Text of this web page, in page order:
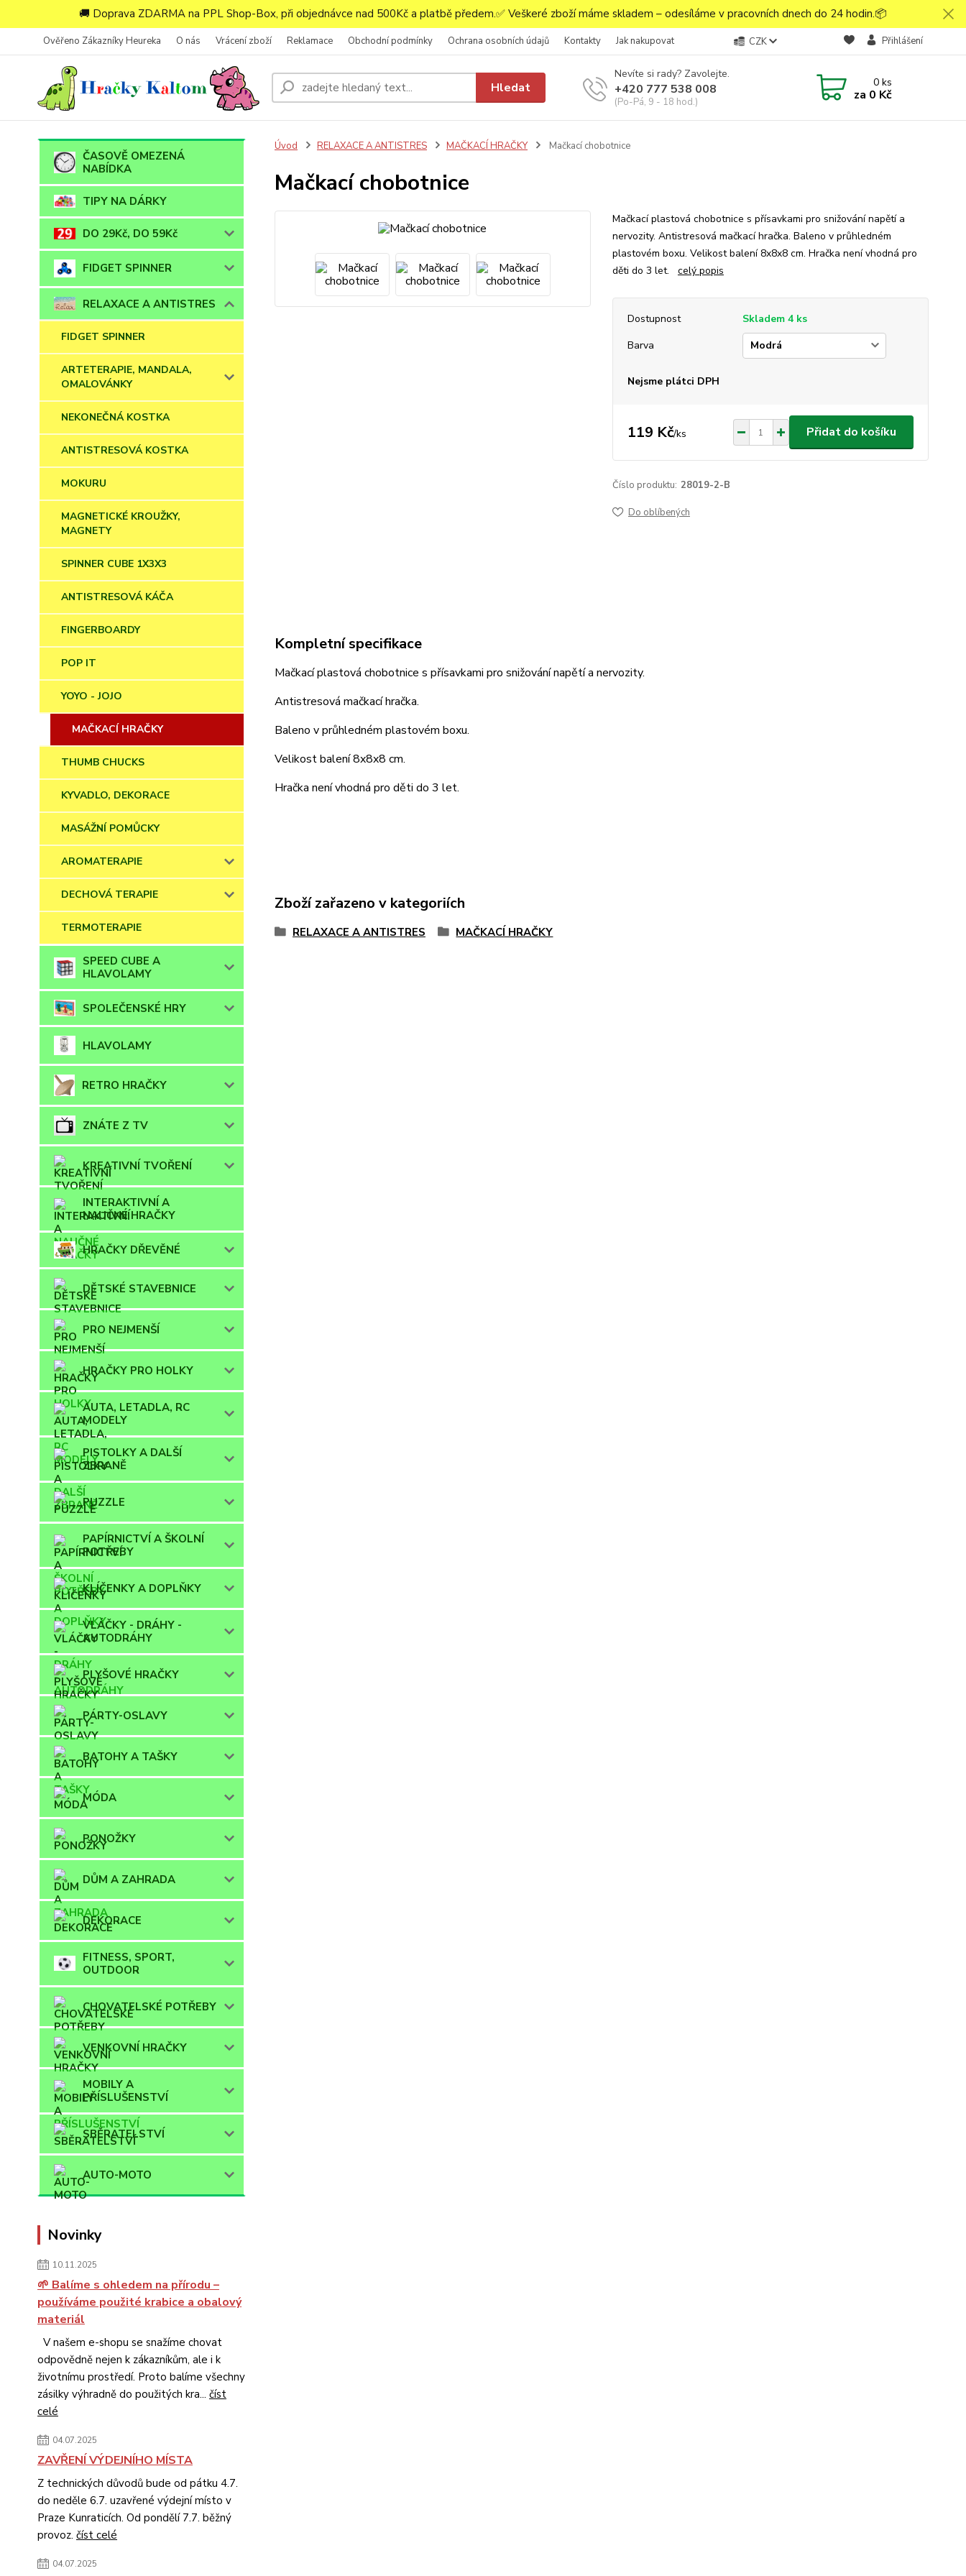
🚚 Doprava ZDARMA na PPL Shop-Box, při objednávce nad 500Kč a platbě předem.✅ Veškeré zboží máme skladem – odesíláme v pracovních dnech do 24 hodin.📦
Ověřeno Zákazníky Heureka O nás Vrácení zboží Reklamace Obchodní podmínky Ochrana osobních údajů Kontakty Jak nakupovat CZK Přihlášení
Hledat
Nevíte si rady? Zavolejte.
+420 777 538 008
(Po-Pá, 9 - 18 hod.)
0ks
za 0 Kč
ČASOVĚ OMEZENÁ
NABÍDKA
TIPY NA DÁRKY
DO 29Kč, DO 59Kč
FIDGET SPINNER
RELAXACE A ANTISTRES
FIDGET SPINNER
ARTETERAPIE, MANDALA,
OMALOVÁNKY
NEKONEČNÁ KOSTKA
ANTISTRESOVÁ KOSTKA
MOKURU
MAGNETICKÉ KROUŽKY,
MAGNETY
SPINNER CUBE 1X3X3
ANTISTRESOVÁ KÁČA
FINGERBOARDY
POP IT
YOYO - JOJO
MAČKACÍ HRAČKY
THUMB CHUCKS
KYVADLO, DEKORACE
MASÁŽNÍ POMŮCKY
AROMATERAPIE
DECHOVÁ TERAPIE
TERMOTERAPIE
SPEED CUBE A
HLAVOLAMY
SPOLEČENSKÉ HRY
HLAVOLAMY
RETRO HRAČKY
ZNÁTE Z TV
KREATIVNÍ TVOŘENÍ
INTERAKTIVNÍ A
NAUČNÉ HRAČKY
HRAČKY DŘEVĚNÉ
DĚTSKÉ STAVEBNICE
PRO NEJMENŠÍ
HRAČKY PRO HOLKY
AUTA, LETADLA, RC
MODELY
PISTOLKY A DALŠÍ
ZBRANĚ
PUZZLE
PAPÍRNICTVÍ A ŠKOLNÍ
POTŘEBY
KLÍČENKY A DOPLŇKY
VLÁČKY - DRÁHY -
AUTODRÁHY
PLYŠOVÉ HRAČKY
PÁRTY-OSLAVY
BATOHY A TAŠKY
MÓDA
PONOŽKY
DŮM A ZAHRADA
DEKORACE
FITNESS, SPORT,
OUTDOOR
CHOVATELSKÉ POTŘEBY
VENKOVNÍ HRAČKY
MOBILY A
PŘÍSLUŠENSTVÍ
SBĚRATELSTVÍ
AUTO-MOTO
Novinky
10.11.2025
🌱 Balíme s ohledem na přírodu –
používáme použité krabice a obalový
materiál
V našem e-shopu se snažíme chovat
odpovědně nejen k zákazníkům, ale i k
životnímu prostředí. Proto balíme všechny
zásilky výhradně do použitých kra... číst
celé
04.07.2025
ZAVŘENÍ VÝDEJNÍHO MÍSTA
Z technických důvodů bude od pátku 4.7.
do neděle 6.7. uzavřené výdejní místo v
Praze Kunraticích. Od pondělí 7.7. běžný
provoz. číst celé
04.07.2025
Úvod RELAXACE A ANTISTRES MAČKACÍ HRAČKY Mačkací chobotnice
Mačkací chobotnice
Mačkací plastová chobotnice s přísavkami pro snižování napětí a
nervozity. Antistresová mačkací hračka. Baleno v průhledném
plastovém boxu. Velikost balení 8x8x8 cm. Hračka není vhodná pro
děti do 3 let. celý popis
Dostupnost
Skladem 4 ks
Barva
Nejsme plátci DPH
119 Kč/ks Přidat do košíku
Číslo produktu: 28019-2-B
Do oblíbených
Kompletní specifikace
Mačkací plastová chobotnice s přísavkami pro snižování napětí a nervozity.
Antistresová mačkací hračka.
Baleno v průhledném plastovém boxu.
Velikost balení 8x8x8 cm.
Hračka není vhodná pro děti do 3 let.
Zboží zařazeno v kategoriích
RELAXACE A ANTISTRES MAČKACÍ HRAČKY